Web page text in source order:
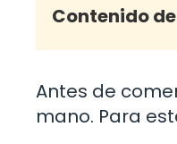
Contenido
Antes de
mano. Para